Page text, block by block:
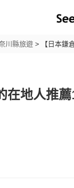
川縣旅遊> 【日本鎌
在地人推